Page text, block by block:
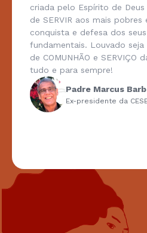
criada pelo Espírito de
de SERVIR aos mais pobres
conquista e defesa dos
fundamentais. Louvado seja
de COMUNHÃO e SERVIÇO
tudo e para sempre!
Padre Marcus
Ex-presidente da